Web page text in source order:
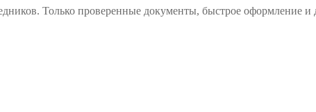
Только проверенные документы, быстрое оформление и